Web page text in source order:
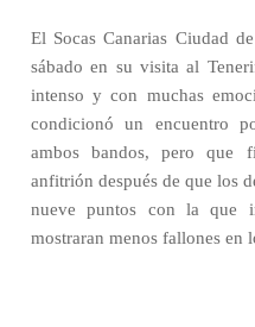
El Socas Canarias Ciudad
sábado en su visita al
intenso y con muchas
condicionó un encuentro
ambos bandos, pero que
anfitrión después de que los
nueve puntos con la que
mostraran menos fallones en